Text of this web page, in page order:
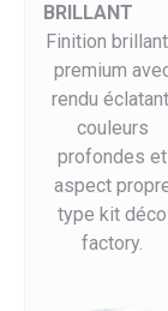
BRILLANT
Finition
premium
rendu
couleurs
profondes et
aspect
type kit déco
factory.